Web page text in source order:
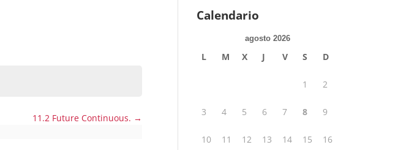
11.2 Future Continuous.
Calendario
agosto 2026
L M X J V S D
1 2
3 4 5 6 7 8 9
10 11 12 13 14 15 16